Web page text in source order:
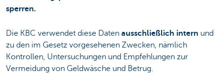
sperren.
Die KBC verwendet diese Daten ausschließlich intern und
zu den im Gesetz vorgesehenen Zwecken, nämlich
Kontrollen, Untersuchungen und Empfehlungen zur
Vermeidung von Geldwäsche und Betrug.